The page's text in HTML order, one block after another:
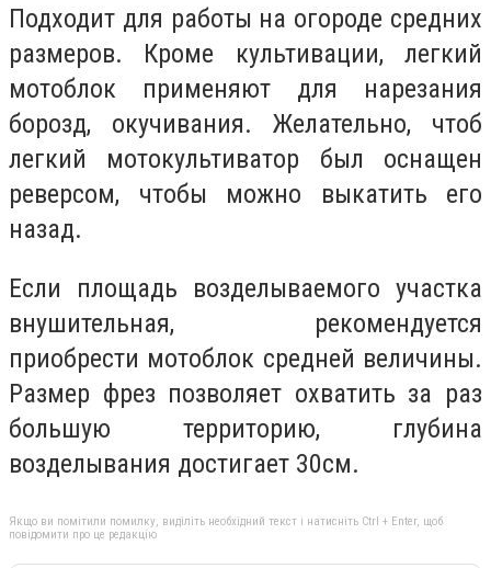
Подходит для работы на огороде средних
размеров. Кроме культивации, легкий
мотоблок применяют для нарезания
борозд, окучивания. Желательно, чтоб
легкий мотокультиватор был оснащен
реверсом, чтобы можно выкатить его
назад.
Если площадь возделываемого участка
внушительная, рекомендуется
приобрести мотоблок средней величины.
Размер фрез позволяет охватить за раз
большую территорию, глубина
возделывания достигает 30см.
Якщо ви помітили помилку, виділіть необхідний текст і натисніть Ctrl + Enter, щоб
повідомити про це редакцію